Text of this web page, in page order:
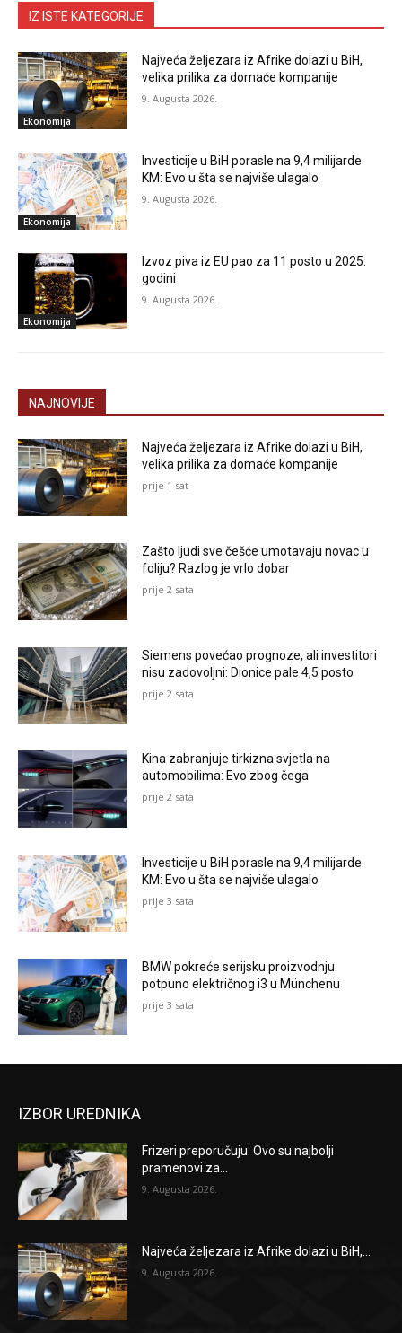
IZ ISTE KATEGORIJE
Ekonomija
Najveća željezara iz Afrike dolazi u BiH,
velika prilika za domaće kompanije
9. Augusta 2026.
Ekonomija
Investicije u BiH porasle na 9,4 milijarde
KM: Evo u šta se najviše ulagalo
9. Augusta 2026.
Ekonomija
Izvoz piva iz EU pao za 11 posto u 2025.
godini
9. Augusta 2026.
NAJNOVIJE
Najveća željezara iz Afrike dolazi u BiH,
velika prilika za domaće kompanije
prije 1 sat
Zašto ljudi sve češće umotavaju novac u
foliju? Razlog je vrlo dobar
prije 2 sata
Siemens povećao prognoze, ali investitori
nisu zadovoljni: Dionice pale 4,5 posto
prije 2 sata
Kina zabranjuje tirkizna svjetla na
automobilima: Evo zbog čega
prije 2 sata
Investicije u BiH porasle na 9,4 milijarde
KM: Evo u šta se najviše ulagalo
prije 3 sata
BMW pokreće serijsku proizvodnju
potpuno električnog i3 u Münchenu
prije 3 sata
IZBOR UREDNIKA
Frizeri preporučuju: Ovo su najbolji
pramenovi za...
9. Augusta 2026.
Najveća željezara iz Afrike dolazi u BiH,...
9. Augusta 2026.